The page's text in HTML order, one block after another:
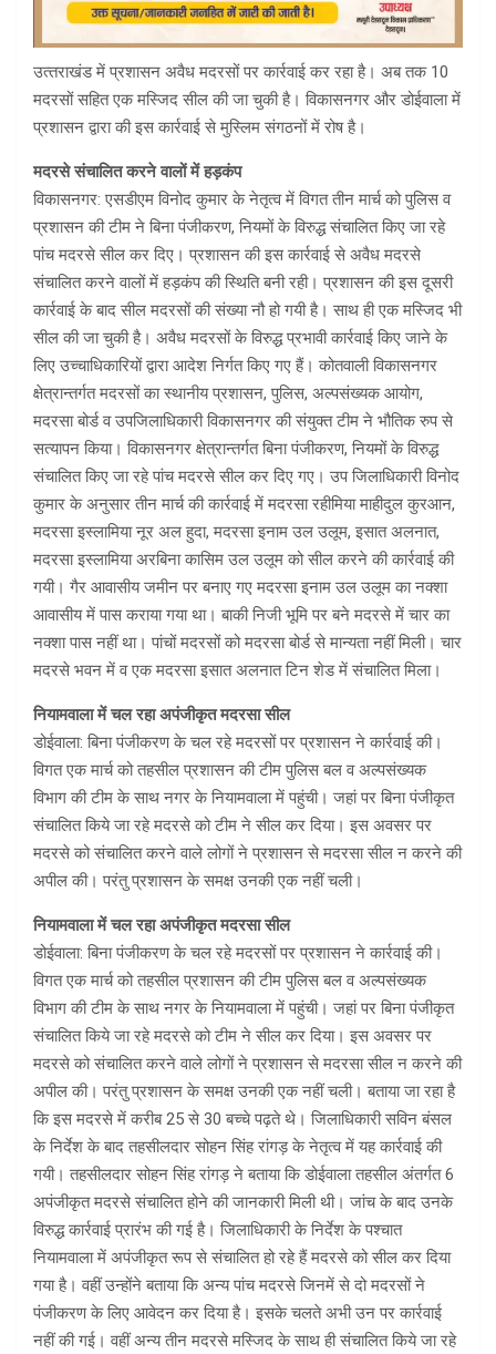
उत्‍तराखंड में प्रशासन अवैध मदरसों पर कार्रवाई कर रहा है। अब तक 10
मदरसों सहित एक मस्जिद सील की जा चुकी है। विकासनगर और डोईवाला में
प्रशासन द्वारा की इस कार्रवाई से मुस्लिम संगठनों में रोष है।
मदरसे संचालित करने वालों में हड़कंप
विकासनगर: एसडीएम विनोद कुमार के नेतृत्व में विगत तीन मार्च को पुलिस व
प्रशासन की टीम ने बिना पंजीकरण, नियमों के विरुद्ध संचालित किए जा रहे
पांच मदरसे सील कर दिए। प्रशासन की इस कार्रवाई से अवैध मदरसे
संचालित करने वालों में हड़कंप की स्थिति बनी रही। प्रशासन की इस दूसरी
कार्रवाई के बाद सील मदरसों की संख्या नौ हो गयी है। साथ ही एक मस्जिद भी
सील की जा चुकी है। अवैध मदरसों के विरुद्ध प्रभावी कार्रवाई किए जाने के
लिए उच्चाधिकारियों द्वारा आदेश निर्गत किए गए हैं। कोतवाली विकासनगर
क्षेत्रान्तर्गत मदरसों का स्थानीय प्रशासन, पुलिस, अल्पसंख्यक आयोग,
मदरसा बोर्ड व उपजिलाधिकारी विकासनगर की संयुक्त टीम ने भौतिक रुप से
सत्यापन किया। विकासनगर क्षेत्रान्तर्गत बिना पंजीकरण, नियमों के विरुद्ध
संचालित किए जा रहे पांच मदरसे सील कर दिए गए। उप जिलाधिकारी विनोद
कुमार के अनुसार तीन मार्च की कार्रवाई में मदरसा रहीमिया माहीदुल कुरआन,
मदरसा इस्लामिया नूर अल हुदा, मदरसा इनाम उल उलूम, इसात अलनात,
मदरसा इस्लामिया अरबिना कासिम उल उलूम को सील करने की कार्रवाई की
गयी। गैर आवासीय जमीन पर बनाए गए मदरसा इनाम उल उलूम का नक्शा
आवासीय में पास कराया गया था। बाकी निजी भूमि पर बने मदरसे में चार का
नक्शा पास नहीं था। पांचों मदरसों को मदरसा बोर्ड से मान्यता नहीं मिली। चार
मदरसे भवन में व एक मदरसा इसात अलनात टिन शेड में संचालित मिला।
नियामवाला में चल रहा अपंजीकृत मदरसा सील
डोईवाला: बिना पंजीकरण के चल रहे मदरसों पर प्रशासन ने कार्रवाई की।
विगत एक मार्च को तहसील प्रशासन की टीम पुलिस बल व अल्पसंख्यक
विभाग की टीम के साथ नगर के नियामवाला में पहुंची। जहां पर बिना पंजीकृत
संचालित किये जा रहे मदरसे को टीम ने सील कर दिया। इस अवसर पर
मदरसे को संचालित करने वाले लोगों ने प्रशासन से मदरसा सील न करने की
अपील की। परंतु प्रशासन के समक्ष उनकी एक नहीं चली।
नियामवाला में चल रहा अपंजीकृत मदरसा सील
डोईवाला: बिना पंजीकरण के चल रहे मदरसों पर प्रशासन ने कार्रवाई की।
विगत एक मार्च को तहसील प्रशासन की टीम पुलिस बल व अल्पसंख्यक
विभाग की टीम के साथ नगर के नियामवाला में पहुंची। जहां पर बिना पंजीकृत
संचालित किये जा रहे मदरसे को टीम ने सील कर दिया। इस अवसर पर
मदरसे को संचालित करने वाले लोगों ने प्रशासन से मदरसा सील न करने की
अपील की। परंतु प्रशासन के समक्ष उनकी एक नहीं चली। बताया जा रहा है
कि इस मदरसे में करीब 25 से 30 बच्चे पढ़ते थे। जिलाधिकारी सविन बंसल
के निर्देश के बाद तहसीलदार सोहन सिंह रांगड़ के नेतृत्व में यह कार्रवाई की
गयी। तहसीलदार सोहन सिंह रांगड़ ने बताया कि डोईवाला तहसील अंतर्गत 6
अपंजीकृत मदरसे संचालित होने की जानकारी मिली थी। जांच के बाद उनके
विरुद्ध कार्रवाई प्रारंभ की गई है। जिलाधिकारी के निर्देश के पश्चात
नियामवाला में अपंजीकृत रूप से संचालित हो रहे हैं मदरसे को सील कर दिया
गया है। वहीं उन्होंने बताया कि अन्य पांच मदरसे जिनमें से दो मदरसों ने
पंजीकरण के लिए आवेदन कर दिया है। इसके चलते अभी उन पर कार्रवाई
नहीं की गई। वहीं अन्य तीन मदरसे मस्जिद के साथ ही संचालित किये जा रहे